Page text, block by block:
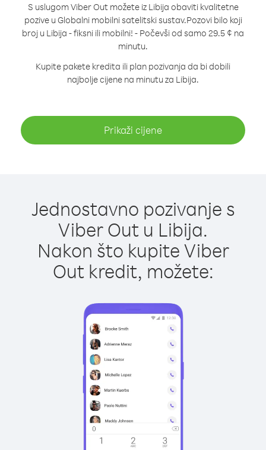
S uslugom Viber Out možete iz Libija obaviti kvalitetne
pozive u Globalni mobilni satelitski sustav.Pozovi bilo koji
broj u Libija - fiksni ili mobilni! - Počevši od samo 29.5 ¢ na
minutu.
Kupite pakete kredita ili plan pozivanja da bi dobili
najbolje cijene na minutu za Libija.
Prikaži cijene
Jednostavno pozivanje s
Viber Out u Libija.
Nakon što kupite Viber
Out kredit, možete: